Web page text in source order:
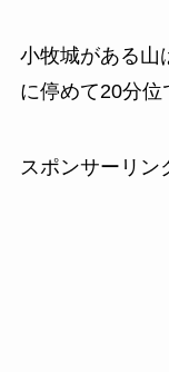
小牧城がある山
に停めて20分位
スポンサーリン